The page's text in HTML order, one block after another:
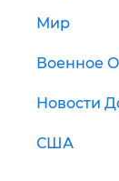
Мир
Военное
Новости
США